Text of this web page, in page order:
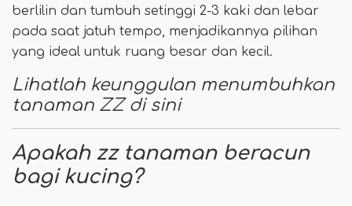
berlilin dan tumbuh setinggi 2-3 kaki dan lebar
pada saat jatuh tempo, menjadikannya pilihan
yang ideal untuk ruang besar dan kecil.
Lihatlah keunggulan menumbuhkan
tanaman ZZ di sini
Apakah zz tanaman beracun
bagi kucing?